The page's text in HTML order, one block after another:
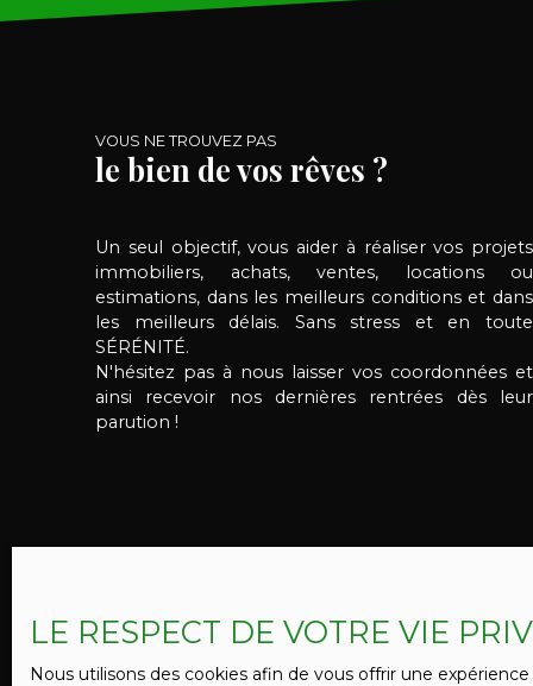
rénovée avec soin. WC séparés. A l'étage :
clos et garage indépendant 2 véhicules .
Quelques petits travaux seront à prévoir.
VOUS NE TROUVEZ PAS
le bien de vos rêves ?
Un seul objectif, vous aider à réaliser vos projets
immobiliers, achats, ventes, locations ou
estimations, dans les meilleurs conditions et dans
les meilleurs délais. Sans stress et en toute
SÉRÉNITÉ.
N'hésitez pas à nous laisser vos coordonnées et
ainsi recevoir nos dernières rentrées dès leur
parution !
LE RESPECT DE VOTRE VIE
Nous utilisons des cookies afin de vous offrir une